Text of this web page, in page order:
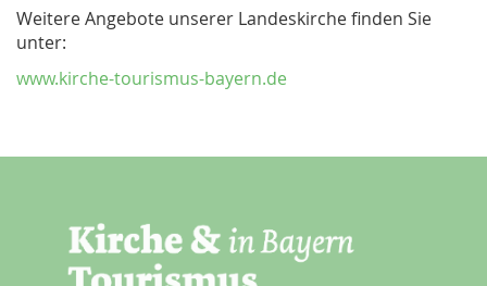
Weitere Angebote unserer Landeskirche finden Sie
unter:
www.kirche-tourismus-bayern.de